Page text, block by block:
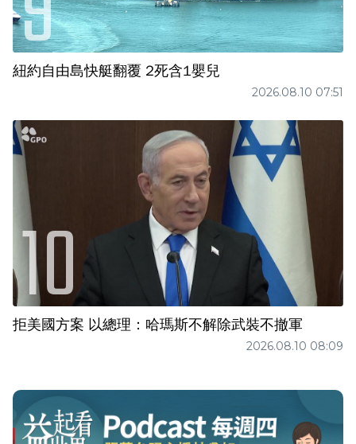
紐約自由島快艇翻覆 2死含1嬰兒
2026.08.10 07:51
拒美國方案 以總理：哈瑪斯不解除武裝不撤軍
2026.08.10 08:09